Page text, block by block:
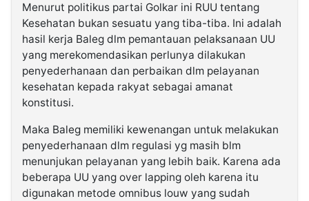
Menurut politikus partai Golkar ini RUU tentang
Kesehatan bukan sesuatu yang tiba-tiba. Ini adalah
hasil kerja Baleg dlm pemantauan pelaksanaan UU
yang merekomendasikan perlunya dilakukan
penyederhanaan dan perbaikan dlm pelayanan
kesehatan kepada rakyat sebagai amanat
konstitusi.
Maka Baleg memiliki kewenangan untuk melakukan
penyederhanaan dlm regulasi yg masih blm
menunjukan pelayanan yang lebih baik. Karena ada
beberapa UU yang over lapping oleh karena itu
digunakan metode omnibus louw yang sudah